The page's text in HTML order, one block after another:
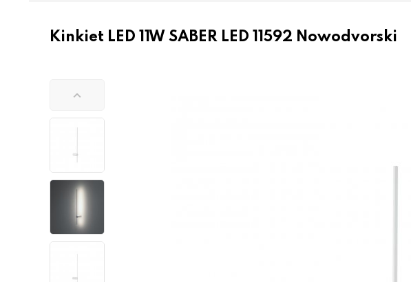
Kinkiet LED 11W SABER LED 11592 Nowodvorski